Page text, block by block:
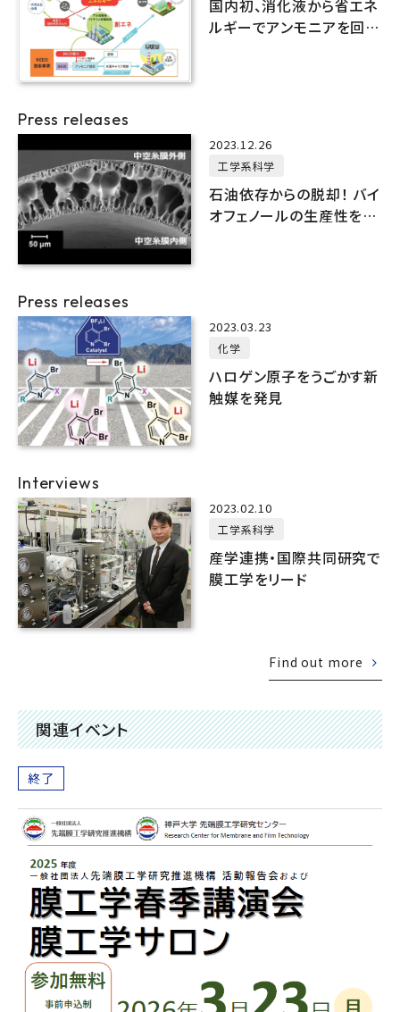
国内初、消化液から省エネ
ルギーでアンモニアを回収
Press releases
2023.12.26
工学系科学
石油依存からの脱却！ バイ
オフェノールの生産性を向
Press releases
2023.03.23
化学
ハロゲン原子をうごかす新
触媒を発見
Interviews
2023.02.10
工学系科学
産学連携・国際共同研究で
膜工学をリード
Find out more
関連イベント
終了